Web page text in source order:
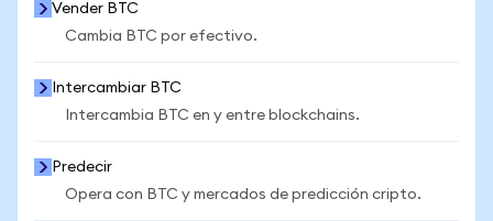
Vender BTC
Cambia BTC por efectivo.
Intercambiar BTC
Intercambia BTC en y entre blockchains.
Predecir
Opera con BTC y mercados de predicción cripto.